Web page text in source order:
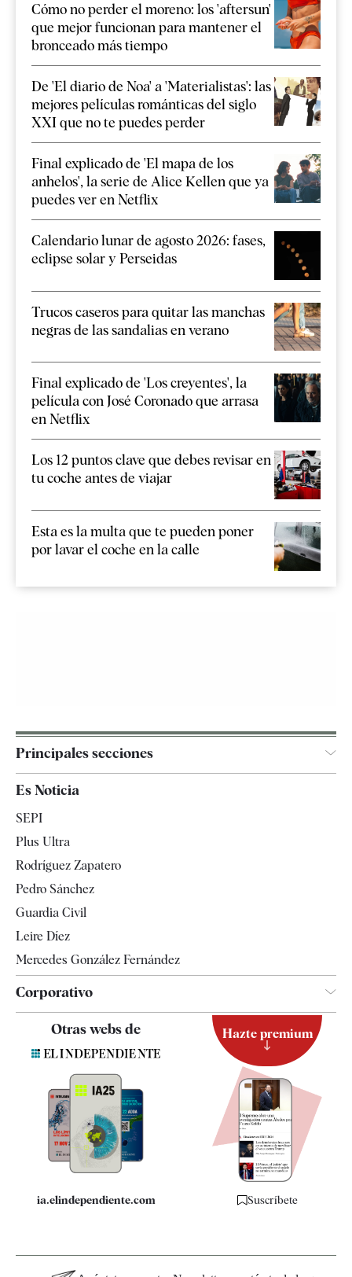
Cómo no perder el moreno: los 'aftersun'
que mejor funcionan para mantener el
bronceado más tiempo
De 'El diario de Noa' a 'Materialistas': las
mejores películas románticas del siglo
XXI que no te puedes perder
Final explicado de 'El mapa de los
anhelos', la serie de Alice Kellen que ya
puedes ver en Netflix
Calendario lunar de agosto 2026: fases,
eclipse solar y Perseidas
Trucos caseros para quitar las manchas
negras de las sandalias en verano
Final explicado de 'Los creyentes', la
película con José Coronado que arrasa
en Netflix
Los 12 puntos clave que debes revisar en
tu coche antes de viajar
Esta es la multa que te pueden poner
por lavar el coche en la calle
Principales secciones
Televisión
Es Noticia
SEPI
Plus Ultra
Rodríguez Zapatero
Pedro Sánchez
Guardia Civil
Leire Díez
Mercedes González Fernández
Corporativo
Quiénes somos
Especificaciones
Otras webs de
ia.elindependiente.com
Hazte premium
Suscríbete